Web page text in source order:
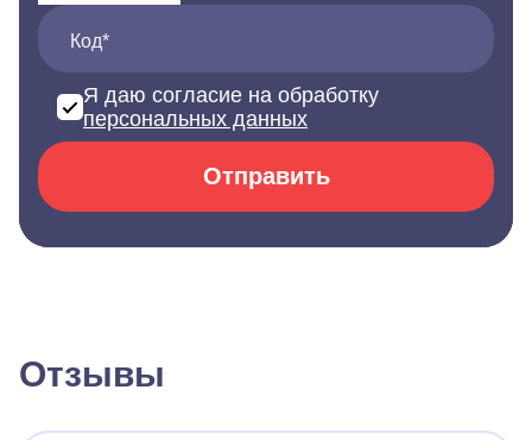
Код*
Я даю согласие на обработку
персональных данных
Отправить
Отзывы